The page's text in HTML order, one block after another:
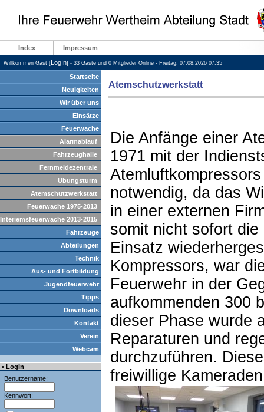
Index Impressum
Willkommen Gast [LogIn] - 33 Gäste und 0 Mitglieder Online - Freitag, 07.08.2026 07:35
Startseite
Neuigkeiten
Wir über uns
Einsätze
Feuerwache
Alarmablauf
Fahrzeughalle
Fernmeldezentrale
Übungsturm
Atemschutzwerkstatt
Feuerwache 1975-2013
Interiemsfeuerwache 2013-2015
Fahrzeuge
Abteilungen
Technik
Aus- und Fortbildung
Jugendfeuerwehr
Tipps
Downloads
Kontakt
Verein
Webcam
• LogIn
Benutzername:
Kennwort:
Atemschutzwerkstatt
Die Anfänge einer
1971 mit der
notwendig, da das
in einer externen
somit nicht sofort
Einsatz
Kompressors, war
Feuerwehr in der
aufkommenden 300
dieser Phase wurde
Reparaturen und
durchzuführen.
freiwillige